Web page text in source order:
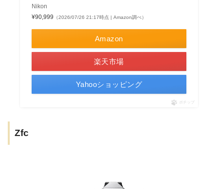
Nikon
¥90,999 （2026/07/26 21:17時点 | Amazon調べ）
Amazon
楽天市場
Yahooショッピング
ポチップ
Zfc